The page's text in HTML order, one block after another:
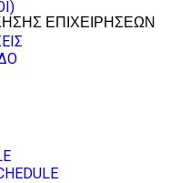
ΕΠΙΧΕΙΡΗΣΕΩΝ